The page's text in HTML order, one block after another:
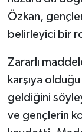
Özkan,
belirleyici bir
Zararlı
karşıya
geldiğini
ve gençlerin